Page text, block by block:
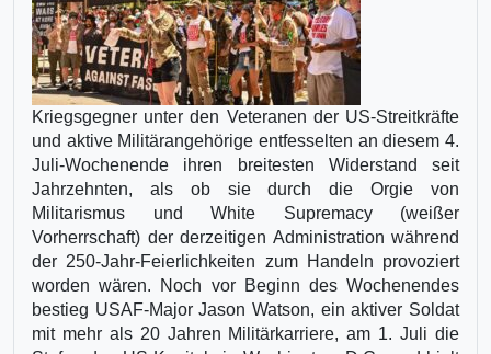
Kriegsgegner unter den Veteranen der US-Streitkräfte
und aktive Militärangehörige entfesselten an diesem 4.
Juli-Wochenende ihren breitesten Widerstand seit
Jahrzehnten, als ob sie durch die Orgie von
Militarismus und White Supremacy (weißer
Vorherrschaft) der derzeitigen Administration während
der 250-Jahr-Feierlichkeiten zum Handeln provoziert
worden wären. Noch vor Beginn des Wochenendes
bestieg USAF-Major Jason Watson, ein aktiver Soldat
mit mehr als 20 Jahren Militärkarriere, am 1. Juli die